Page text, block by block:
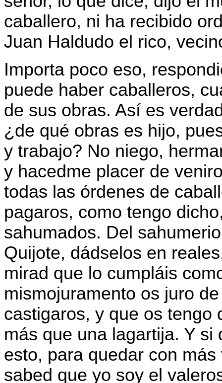
caballero, ni ha recibido
Juan Haldudo el rico,
Importa poco eso,
puede haber caballeros,
de sus obras. Así es
¿de qué obras es hijo,
y trabajo? No niego,
y hacedme placer de
todas las órdenes de
pagaros, como tengo
sahumados. Del
Quijote, dádselos en
mirad que lo cumpláis
mismojuramento os juro
castigaros, y que os tengo
más que una lagartija. Y
esto, para quedar con
sabed que yo soy el